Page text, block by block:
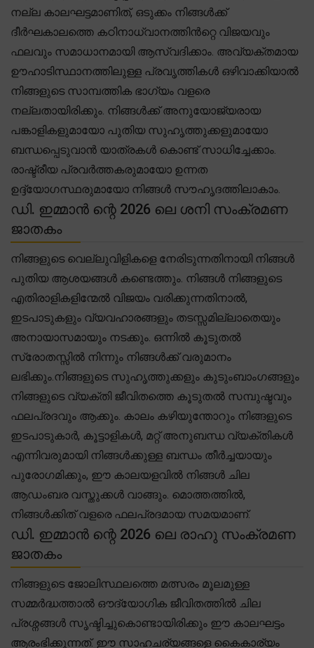
നല്ല കാലഘട്ടമാണിത്, ഒടുക്കം നിങ്ങൾക്ക്
ദീർഘകാലത്തെ കഠിനാധ്വാനത്തിൻറ്റെ വിജയവും
ഫലവും സമാധാനമായി ആസ്വദിക്കാം. അവ്യക്തമായ
ഊഹാടിസ്ഥാനത്തിലുള്ള പ്രവൃത്തികൾ ഒഴിവാക്കിയാൽ
നിങ്ങളുടെ സാമ്പത്തിക ഭാഗ്യം വളരെ
നല്ലതായിരിക്കും. നിങ്ങൾക്ക് അനുയോജ്യരായ
പങ്കാളികളുമായോ പുതിയ സുഹൃത്തുക്കളുമായോ
ബന്ധപ്പെടുവാൻ യാത്രകൾ കൊണ്ട് സാധിച്ചേക്കാം.
രാഷ്ട്രീയ പ്രവർത്തകരുമായോ ഉന്നത
ഉദ്ദ്യോഗസ്ഥരുമായോ നിങ്ങൾ സൗഹൃദത്തിലാകാം.
ഡി. ഇമ്മാൻ ന്റെ 2026 ലെ ശനി സംക്രമണ
ജാതകം
നിങ്ങളുടെ വെല്ലുവിളികളെ നേരിടുന്നതിനായി നിങ്ങൾ
പുതിയ ആശയങ്ങൾ കണ്ടെത്തും. നിങ്ങൾ നിങ്ങളുടെ
എതിരാളികളിന്മേൽ വിജയം വരിക്കുന്നതിനാൽ,
ഇടപാടുകളും വ്യവഹാരങ്ങളും തടസ്സമില്ലാതെയും
അനായാസമായും നടക്കും. ഒന്നിൽ കൂടുതൽ
സ്രോതസ്സിൽ നിന്നും നിങ്ങൾക്ക് വരുമാനം
ലഭിക്കും.നിങ്ങളുടെ സുഹൃത്തുക്കളും കുടുംബാംഗങ്ങളും
നിങ്ങളുടെ വ്യക്തി ജീവിതത്തെ കൂടുതൽ സമ്പുഷ്ടവും
ഫലപ്രദവും ആക്കും. കാലം കഴിയുന്തോറും നിങ്ങളുടെ
ഇടപാടുകാർ, കൂട്ടാളികൾ, മറ്റ് അനുബന്ധ വ്യക്തികൾ
എന്നിവരുമായി നിങ്ങൾക്കുള്ള ബന്ധം തീർച്ചയായും
പുരോഗമിക്കും, ഈ കാലയളവിൽ നിങ്ങൾ ചില
ആഡംബര വസ്തുക്കൾ വാങ്ങും. മൊത്തത്തിൽ,
നിങ്ങൾക്കിത് വളരെ ഫലപ്രദമായ സമയമാണ്.
ഡി. ഇമ്മാൻ ന്റെ 2026 ലെ രാഹു സംക്രമണ
ജാതകം
നിങ്ങളുടെ ജോലിസ്ഥലത്തെ മത്സരം മൂലമുള്ള
സമ്മർദ്ധത്താൽ ഔദ്യോഗിക ജീവിതത്തിൽ ചില
പ്രശ്നങ്ങൾ സൃഷ്ടിച്ചുകൊണ്ടായിരിക്കും ഈ കാലഘട്ടം
ആരംഭിക്കുന്നത്. ഈ സാഹചര്യങ്ങളെ കൈകാര്യം